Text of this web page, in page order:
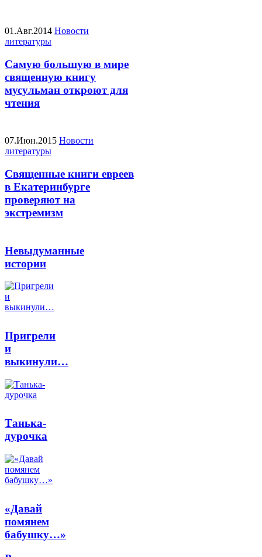
01.Авг.2014 Новости
литературы
Самую большую в мире
священную книгу
мусульман откроют для
чтения
07.Июн.2015 Новости
литературы
Священные книги евреев
в Екатеринбурге
проверяют на
экстремизм
Невыдуманные
истории
Пригрели
и
выкинули…
Танька-
дурочка
«Давай
помянем
бабушку…»